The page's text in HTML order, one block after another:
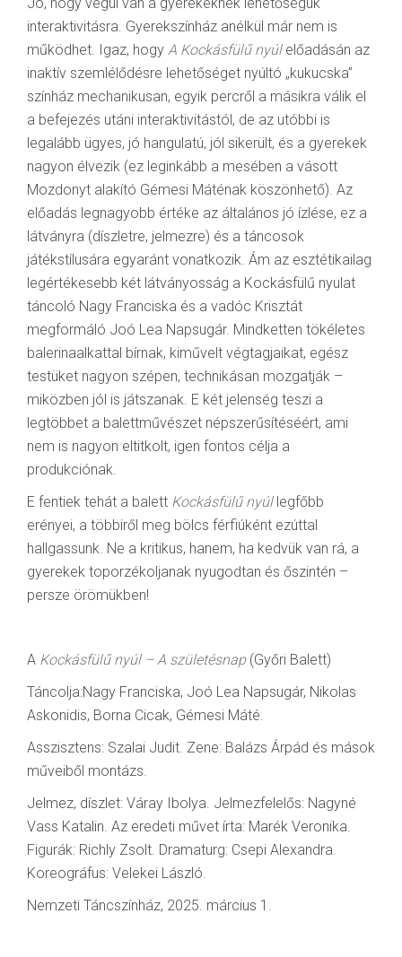
interaktivitásra. Gyerekszínház anélkül már nem is
működhet. Igaz, hogy A Kockásfülű nyúl előadásán az
inaktív szemlélődésre lehetőséget nyúltó „kukucska”
színház mechanikusan, egyik percről a másikra válik el
a befejezés utáni interaktivitástól, de az utóbbi is
legalább ügyes, jó hangulatú, jól sikerült, és a gyerekek
nagyon élvezik (ez leginkább a mesében a vásott
Mozdonyt alakító Gémesi Máténak köszönhető). Az
előadás legnagyobb értéke az általános jó ízlése, ez a
látványra (díszletre, jelmezre) és a táncosok
játékstílusára egyaránt vonatkozik. Ám az esztétikailag
legértékesebb két látványosság a Kockásfülű nyulat
táncoló Nagy Franciska és a vadóc Krisztát
megformáló Joó Lea Napsugár. Mindketten tökéletes
balerinaalkattal bírnak, kiművelt végtagjaikat, egész
testüket nagyon szépen, technikásan mozgatják –
miközben jól is játszanak. E két jelenség teszi a
legtöbbet a balettművészet népszerűsítéséért, ami
nem is nagyon eltitkolt, igen fontos célja a
produkciónak.
E fentiek tehát a balett Kockásfülű nyúllegfőbb
erényei, a többiről meg bölcs férfiúként ezúttal
hallgassunk. Ne a kritikus, hanem, ha kedvük van rá, a
gyerekek toporzékoljanak nyugodtan és őszintén –
persze örömükben!
A Kockásfülű nyúl – A születésnap (Győri Balett)
Táncolja:Nagy Franciska, Joó Lea Napsugár, Nikolas
Askonidis, Borna Cicak, Gémesi Máté.
Asszisztens: Szalai Judit. Zene: Balázs Árpád és mások
műveiből montázs.
Jelmez, díszlet: Váray Ibolya. Jelmezfelelős: Nagyné
Vass Katalin. Az eredeti művet írta: Marék Veronika.
Figurák: Richly Zsolt. Dramaturg: Csepi Alexandra.
Koreográfus: Velekei László.
Nemzeti Táncszínház, 2025. március 1.